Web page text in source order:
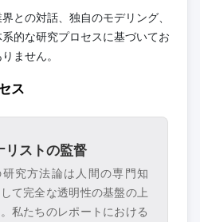
ビア
との対話、独自のモデリング、
的な研究プロセスに基づいてお
ません。
ス
リストの監督
究方法論は人間の専門知
て完全な透明性の基盤の上
私たちのレポートにおける